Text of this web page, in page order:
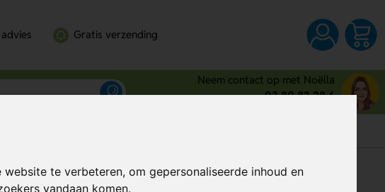
te verbeteren, om gepersonaliseerde inhoud en
vandaan komen.
Gratis verzending
Neem contact op met Noëlla
03 80 83 28 6
prijs Al vanaf€ 16,38per stuk (excl. BTW)